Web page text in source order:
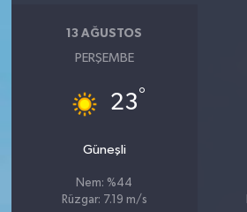
13 AĞUSTOS
PERŞEMBE
23°
Güneşli
Nem: %44
Rüzgar: 7.19 m/s